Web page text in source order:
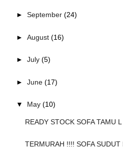
► September (24)
► August (16)
► July (5)
► June (17)
▼ May (10)
READY STOCK SOFA TAMU
TERMURAH !!!! SOFA